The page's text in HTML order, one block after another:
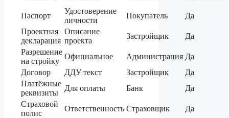
Паспорт
Удостоверение
личности
Покупатель
Да
Проектная
декларация
Описание
проекта
Застройщик
Да
Разрешение
на стройку
Официальное Администрация Да
Договор
ДДУ текст Застройщик
Да
Платёжные
реквизиты
Для оплаты Банк
Да
Страховой
полис
Ответственность Страховщик
Да